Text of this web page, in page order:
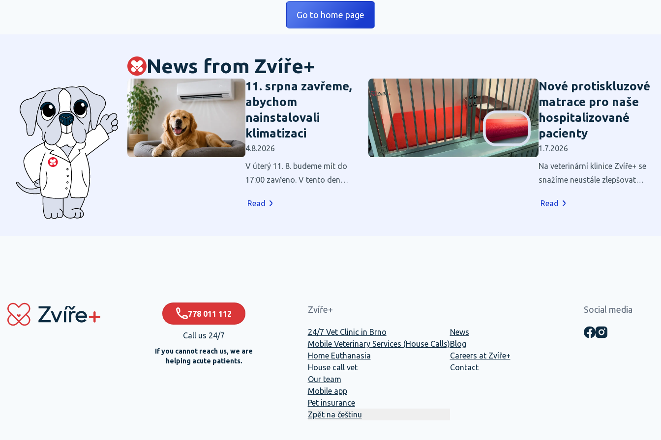
Go to home page
News from Zvíře+
11. srpna zavřeme,
abychom
nainstalovali
klimatizaci
4.8.2026
V úterý 11. 8. budeme mít do
17:00 zavřeno. V tento den
instalovat klimatizaci.
Read
Nové protiskluzové
matrace pro naše
hospitalizované
pacienty
1.7.2026
Na veterinární klinice Zvíře+ se
snažíme neustále zlepšovat
Hospitalizace je pro většinu
Read
778 011 112
Call us 24/7
If you cannot reach us, we are
helping acute patients.
Zvíře+
24/7 Vet Clinic in Brno
Mobile Veterinary Services (House Calls)
Home Euthanasia
House call vet
Our team
Mobile app
Pet insurance
Zpět na češtinu
News
Blog
Careers at Zvíře+
Contact
Social media